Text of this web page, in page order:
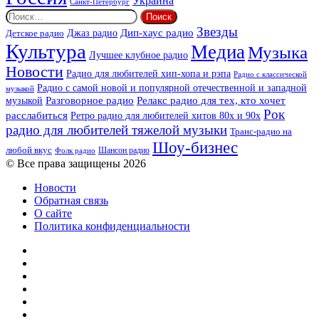
Санкт-Петербург
Найти:
Детское радио Джаз радио Дип-хаус радио Звезды
Культура Лучшее клубное радио МедиаМузыка
Новости Радио для любителей хип-хопа и рэпа Радио с классической
музыкой Радио с самой новой и популярной отечественной и западной
музыкой Разговорное радио Релакс радио для тех, кто хочет
расслабиться Ретро радио для любителей хитов 80х и 90х Рок
радио для любителей тяжелой музыки Транс-радио на
любой вкус Фолк радио Шансон радио Шоу-бизнес
© Все права защищены 2026
Новости
Обратная связь
О сайте
Политика конфиденциальности